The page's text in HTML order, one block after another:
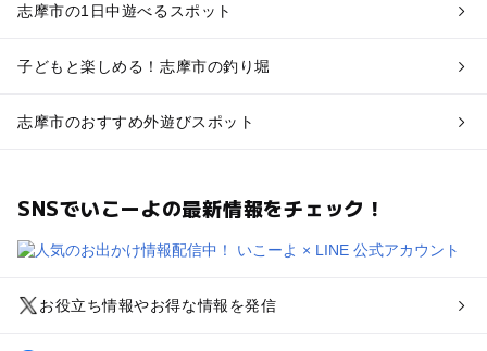
志摩市の1日中遊べるスポット
子どもと楽しめる！志摩市の釣り堀
志摩市のおすすめ外遊びスポット
SNSでいこーよの最新情報をチェック！
お役立ち情報やお得な情報を発信